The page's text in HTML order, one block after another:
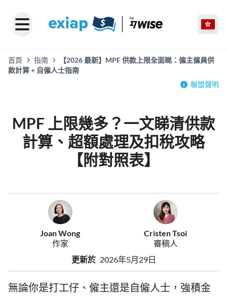
首頁 指南
【2026 最新】MPF 供款上限全面睇：僱主僱員供
款計算 + 自僱人士指南
聯盟聲明
MPF 上限幾多？一文睇清供款
計算、超額處理及扣稅攻略
【附對照表】
Joan Wong
作家
Cristen Tsoi
審稿人
更新於 2026年5月29日
無論你是打工仔、僱主還是自僱人士，強積金